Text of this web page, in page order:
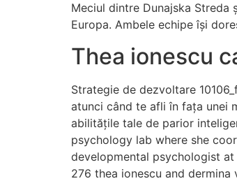
Meciul dintre Dunajska
Europa. Ambele echipe își
Thea ionescu
Strategie de dezvoltare
atunci când te afli în fața unei
abilitățile tale de parior
psychology lab where she
developmental psychologist
276 thea ionescu and